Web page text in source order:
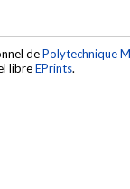
dePolytechnique
libreEPrints.